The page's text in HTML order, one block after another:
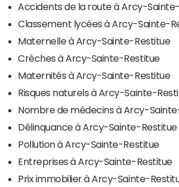
Accidents de la route à Arcy-
Classement lycées à Arcy-Sainte-
Maternelle à Arcy-Sainte-Restitue
Crèches à Arcy-Sainte-Restitue
Maternités à Arcy-Sainte-Restitue
Risques naturels à Arcy-Sainte-
Nombre de médecins à Arcy-
Délinquance à Arcy-Sainte-Restitue
Pollution à Arcy-Sainte-Restitue
Entreprises à Arcy-Sainte-Restitue
Prix immobilier à Arcy-Sainte-